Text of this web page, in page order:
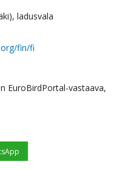
ladusvala
fin/fi
EuroBirdPortal-vastaava,